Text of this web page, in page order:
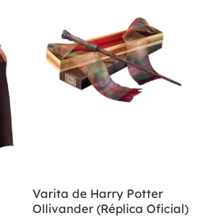
Varita de Harry Potter
Ollivander (Réplica Oficial)